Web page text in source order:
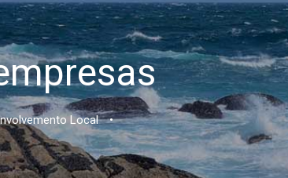
Local •